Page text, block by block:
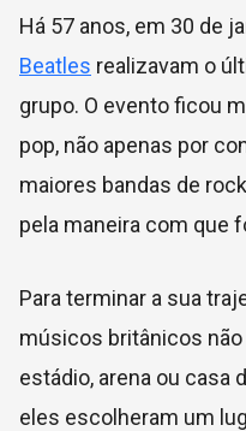
Há 57 anos, em 30 de
Beatles realizavam o
grupo. O evento ficou
pop, não apenas por
maiores bandas de
pela maneira com que
Para terminar a sua
músicos britânicos
estádio, arena ou casa
eles escolheram um